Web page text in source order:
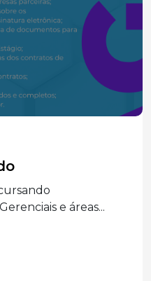
e áreas...